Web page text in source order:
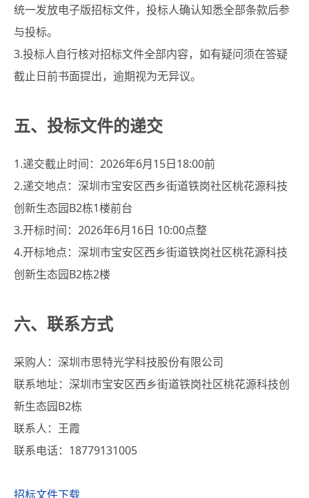
统一发放电子版招标文件，投标人确认知悉全部条款后参
与投标。
3.投标人自行核对招标文件全部内容，如有疑问须在答疑
截止日前书面提出，逾期视为无异议。
五、投标文件的递交
1.递交截止时间：2026年6月15日18:00前
2.递交地点：深圳市宝安区西乡街道铁岗社区桃花源科技
创新生态园B2栋1楼前台
3.开标时间：2026年6月16日 10:00点整
4.开标地点：深圳市宝安区西乡街道铁岗社区桃花源科技
创新生态园B2栋2楼
六、联系方式
采购人：深圳市思特光学科技股份有限公司
联系地址：深圳市宝安区西乡街道铁岗社区桃花源科技创
新生态园B2栋
联系人：王霞
联系电话：18779131005
招标文件下载